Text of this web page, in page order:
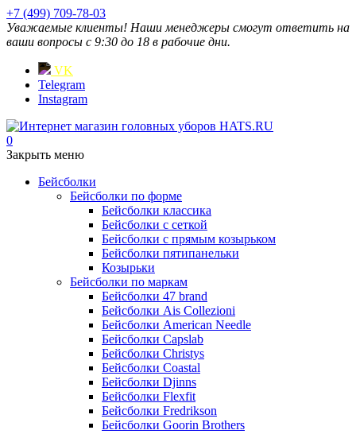
+7 (499) 709-78-03
Уважаемые клиенты! Наши менеджеры смогут ответить на
ваши вопросы с 9:30 до 18 в рабочие дни.
VK
Telegram
Instagram
0
Закрыть меню
Бейсболки
Бейсболки по форме
Бейсболки классика
Бейсболки с сеткой
Бейсболки с прямым козырьком
Бейсболки пятипанельки
Козырьки
Бейсболки по маркам
Бейсболки 47 brand
Бейсболки Ais Collezioni
Бейсболки American Needle
Бейсболки Capslab
Бейсболки Christys
Бейсболки Coastal
Бейсболки Djinns
Бейсболки Flexfit
Бейсболки Fredrikson
Бейсболки Goorin Brothers